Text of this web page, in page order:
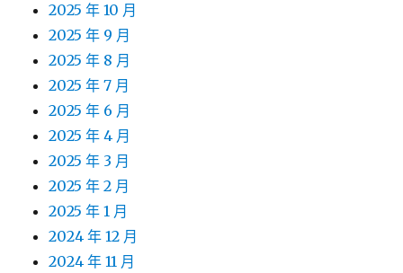
2025 年 10 月
2025 年 9 月
2025 年 8 月
2025 年 7 月
2025 年 6 月
2025 年 4 月
2025 年 3 月
2025 年 2 月
2025 年 1 月
2024 年 12 月
2024 年 11 月